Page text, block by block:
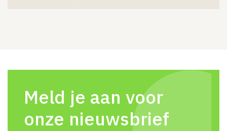
Meld je aan voor
onze nieuwsbrief